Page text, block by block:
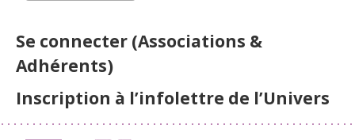
Se connecter (Associations &
Adhérents)
Inscription à l’infolettre de l’Univers